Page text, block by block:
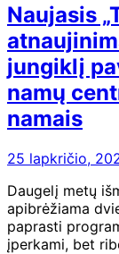
Naujasis
jungiklį
namų
namais
25 lapkričio,
Daugelį metų
apibrėžiama
paprasti
įperkami, bet